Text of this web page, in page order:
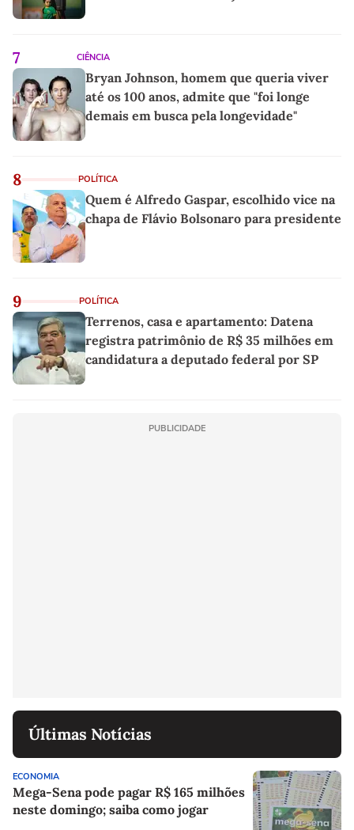
7 CIÊNCIA
Bryan Johnson, homem que queria viver
até os 100 anos, admite que "foi longe
demais em busca pela longevidade"
8 POLÍTICA
Quem é Alfredo Gaspar, escolhido vice na
chapa de Flávio Bolsonaro para presidente
9 POLÍTICA
Terrenos, casa e apartamento: Datena
registra patrimônio de R$ 35 milhões em
candidatura a deputado federal por SP
PUBLICIDADE
Últimas Notícias
ECONOMIA
Mega-Sena pode pagar R$ 165 milhões
neste domingo; saiba como jogar